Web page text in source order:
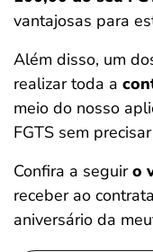
vantajosas para
Além disso, um
realizar toda a
meio do nosso
FGTS sem
Confira a seguiro
receber ao
aniversário da